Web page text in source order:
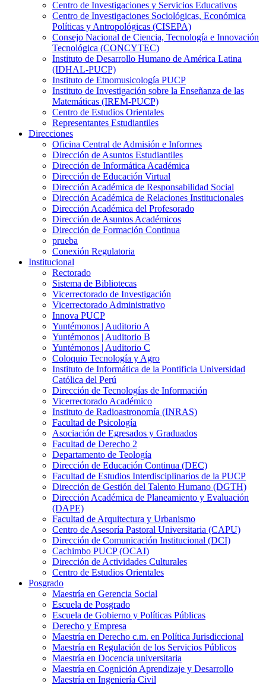
Centro de Investigaciones y Servicios Educativos
Centro de Investigaciones Sociológicas, Económica
Políticas y Antropológicas (CISEPA)
Consejo Nacional de Ciencia, Tecnología e Innovación
Tecnológica (CONCYTEC)
Instituto de Desarrollo Humano de América Latina
(IDHAL-PUCP)
Instituto de Etnomusicología PUCP
Instituto de Investigación sobre la Enseñanza de las
Matemáticas (IREM-PUCP)
Centro de Estudios Orientales
Representantes Estudiantiles
Direcciones
Oficina Central de Admisión e Informes
Dirección de Asuntos Estudiantiles
Dirección de Informática Académica
Dirección de Educación Virtual
Dirección Académica de Responsabilidad Social
Dirección Académica de Relaciones Institucionales
Dirección Académica del Profesorado
Dirección de Asuntos Académicos
Dirección de Formación Continua
prueba
Conexión Regulatoria
Institucional
Rectorado
Sistema de Bibliotecas
Vicerrectorado de Investigación
Vicerrectorado Administrativo
Innova PUCP
Yuntémonos | Auditorio A
Yuntémonos | Auditorio B
Yuntémonos | Auditorio C
Coloquio Tecnología y Agro
Instituto de Informática de la Pontificia Universidad
Católica del Perú
Dirección de Tecnologías de Información
Vicerrectorado Académico
Instituto de Radioastronomía (INRAS)
Facultad de Psicología
Asociación de Egresados y Graduados
Facultad de Derecho 2
Departamento de Teología
Dirección de Educación Continua (DEC)
Facultad de Estudios Interdisciplinarios de la PUCP
Dirección de Gestión del Talento Humano (DGTH)
Dirección Académica de Planeamiento y Evaluación
(DAPE)
Facultad de Arquitectura y Urbanismo
Centro de Asesoría Pastoral Universitaria (CAPU)
Dirección de Comunicación Institucional (DCI)
Cachimbo PUCP (OCAI)
Dirección de Actividades Culturales
Centro de Estudios Orientales
Posgrado
Maestría en Gerencia Social
Escuela de Posgrado
Escuela de Gobierno y Políticas Públicas
Derecho y Empresa
Maestría en Derecho c.m. en Política Jurisdiccional
Maestría en Regulación de los Servicios Públicos
Maestría en Docencia universitaria
Maestría en Cognición Aprendizaje y Desarrollo
Maestría en Ingeniería Civil